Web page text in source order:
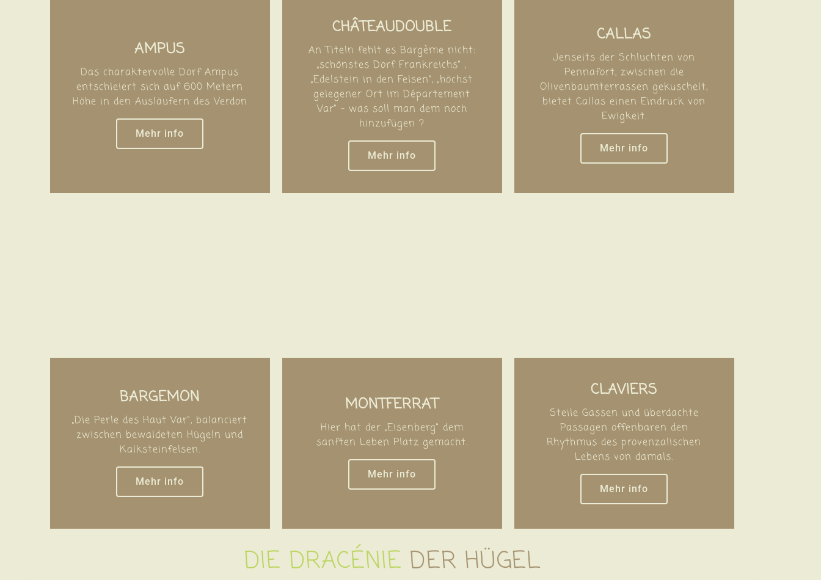
AMPUS
Das charaktervolle Dorf Ampus
entschleiert sich auf 600 Metern
Höhe in den Ausläufern des Verdon
Mehr info
CHÂTEAUDOUBLE
An Titeln fehlt es Bargème nicht:
„schönstes Dorf Frankreichs“ ,
„Edelstein in den Felsen“, „höchst
gelegener Ort im Département
Var“ - was soll man dem noch
hinzufügen ?
Mehr info
CALLAS
Jenseits der Schluchten von
Pennafort, zwischen die
Olivenbaumterrassen gekuschelt,
bietet Callas einen Eindruck von
Ewigkeit.
Mehr info
BARGEMON
„Die Perle des Haut Var“, balanciert
zwischen bewaldeten Hügeln und
Kalksteinfelsen.
Mehr info
MONTFERRAT
Hier hat der „Eisenberg“ dem
sanften Leben Platz gemacht.
Mehr info
CLAVIERS
Steile Gassen und überdachte
Passagen offenbaren den
Rhythmus des provenzalischen
Lebens von damals.
Mehr info
DIE DRACÉNIE DER HÜGEL